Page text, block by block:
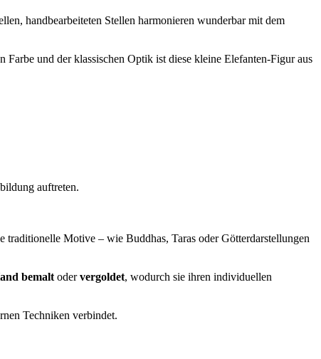
handbearbeiteten Stellen harmonieren wunderbar mit dem
und der klassischen Optik ist diese kleine Elefanten-Figur aus
auftreten.
Motive – wie Buddhas, Taras oder Götterdarstellungen
bemalt odervergoldet, wodurch sie ihren individuellen
Techniken verbindet.